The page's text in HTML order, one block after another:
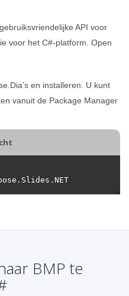
API voor
voor het C#-platform. Open
en installeren. U kunt
vanuit de Package Manager
BMP te